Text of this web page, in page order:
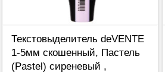
Текстовыделитель deVENTE
1-5мм скошенный, Пастель
(Pastel) сиреневый ,